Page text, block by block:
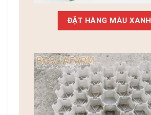
ĐẶT HÀNG MÀU XANH